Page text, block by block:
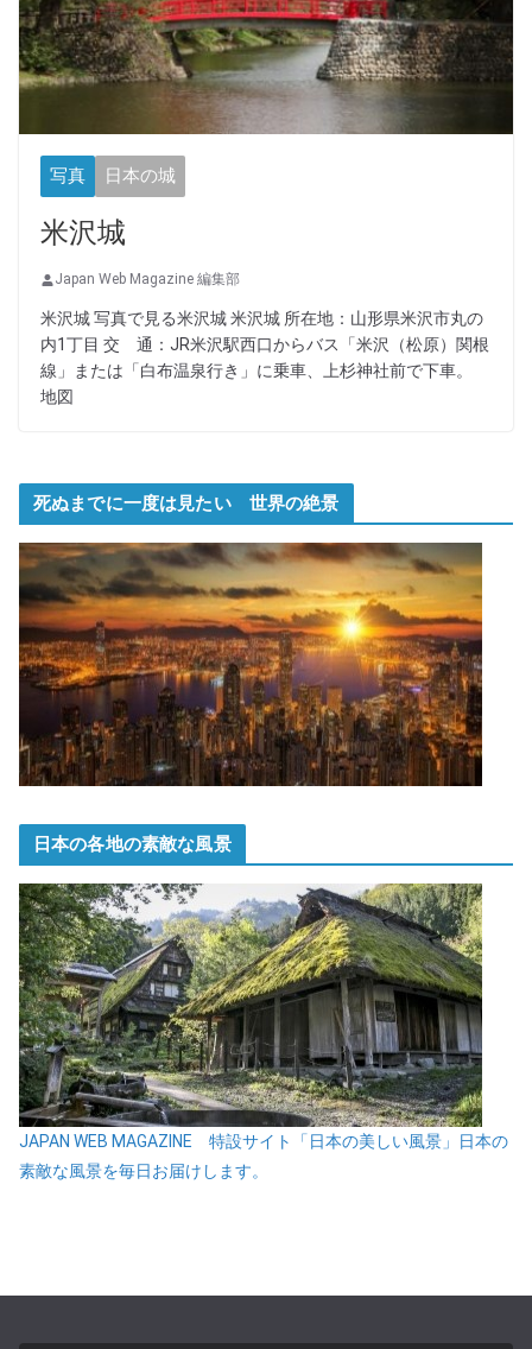
写真 日本の城
米沢城
Japan Web Magazine 編集部
米沢城 写真で見る米沢城 米沢城 所在地：山形県米沢市丸の
内1丁目 交 通：JR米沢駅西口からバス「米沢（松原）関根
線」または「白布温泉行き」に乗車、上杉神社前で下車。
地図
死ぬまでに一度は見たい 世界の絶景
日本の各地の素敵な風景
JAPAN WEB MAGAZINE 特設サイト「日本の美しい風景」日本の
素敵な風景を毎日お届けします。